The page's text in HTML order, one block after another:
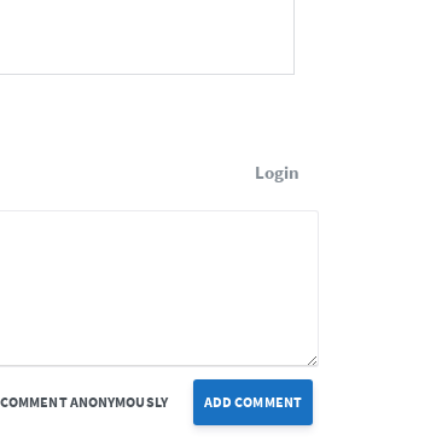
Login
ADD COMMENT
COMMENT ANONYMOUSLY